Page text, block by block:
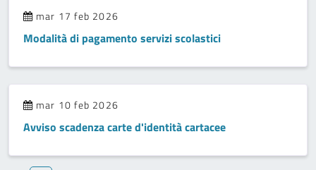
mar 17 feb 2026
Modalità di pagamento servizi scolastici
mar 10 feb 2026
Avviso scadenza carte d'identità cartacee